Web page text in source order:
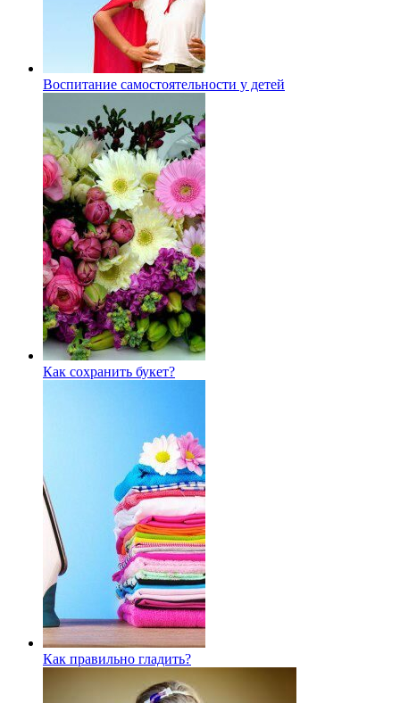
Воспитание самостоятельности у детей
Как сохранить букет?
Как правильно гладить?